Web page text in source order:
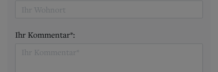
Ihr Kommentar*: